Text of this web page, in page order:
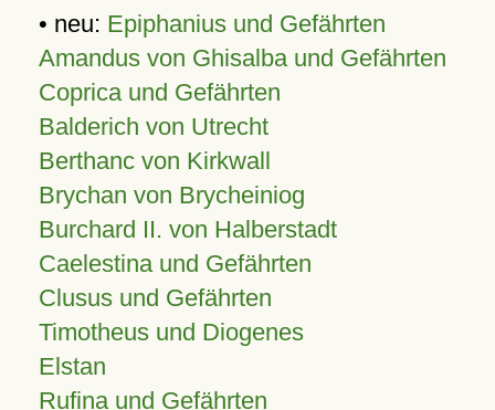
• neu: Epiphanius und Gefährten
Amandus von Ghisalba und Gefährten
Coprica und Gefährten
Balderich von Utrecht
Berthanc von Kirkwall
Brychan von Brycheiniog
Burchard II. von Halberstadt
Caelestina und Gefährten
Clusus und Gefährten
Timotheus und Diogenes
Elstan
Rufina und Gefährten